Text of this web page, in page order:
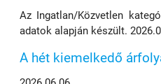
Az Ingatlan/Közvetlen
adatok alapján készült.
A hét kiemelkedő